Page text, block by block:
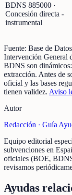
BDNS 885000 ·
Concesión directa -
instrumental
Fuente: Base de
Intervención General
BDNS son
extracción. Antes de
oficial y las bases
tienen validez. Aviso
Autor
Redacción · Guía
Equipo editorial
subvenciones en
oficiales (BOE,
revisamos
Ayudas